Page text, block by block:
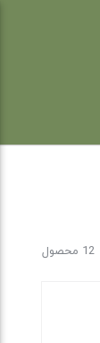
12 محصول